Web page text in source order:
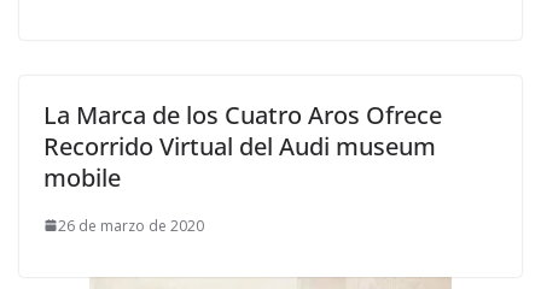
La Marca de los Cuatro Aros Ofrece
Recorrido Virtual del Audi museum
mobile
26 de marzo de 2020